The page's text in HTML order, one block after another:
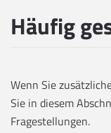
Häufig
Wenn Sie
Sie in diesem
Fragestellungen.